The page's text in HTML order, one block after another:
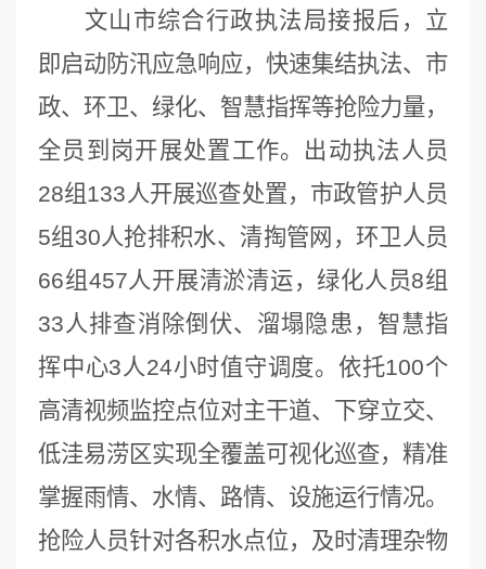
文山市综合行政执法局接报后，立
即启动防汛应急响应，快速集结执法、市
政、环卫、绿化、智慧指挥等抢险力量，
全员到岗开展处置工作。出动执法人员
28组133人开展巡查处置，市政管护人员
5组30人抢排积水、清掏管网，环卫人员
66组457人开展清淤清运，绿化人员8组
33人排查消除倒伏、溜塌隐患，智慧指
挥中心3人24小时值守调度。依托100个
高清视频监控点位对主干道、下穿立交、
低洼易涝区实现全覆盖可视化巡查，精准
掌握雨情、水情、路情、设施运行情况。
抢险人员针对各积水点位，及时清理杂物